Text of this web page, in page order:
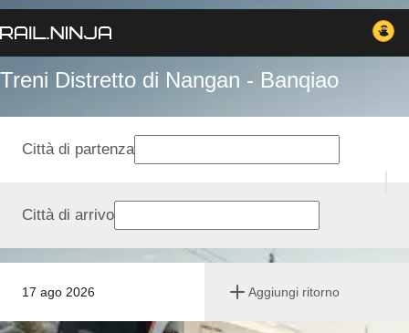
Treni Distretto di Nangan - Banqiao
17 ago 2026 Aggiungi ritorno
Città di partenza
Città di arrivo